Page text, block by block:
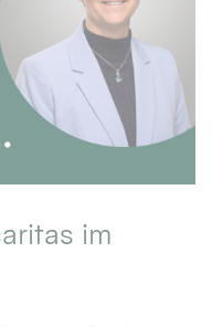
im